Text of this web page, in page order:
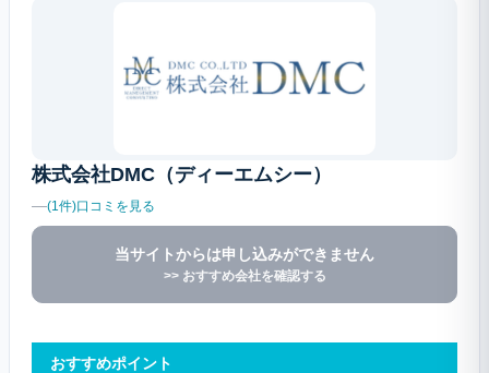
株式会社DMC（ディーエムシー）
—(1件)口コミを見る
当サイトからは申し込みができません
>> おすすめ会社を確認する
おすすめポイント